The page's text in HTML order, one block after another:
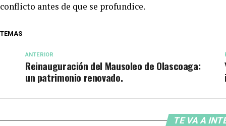
conflicto antes de que se profundice.
TEMAS
ANTERIOR
Reinauguración del Mausoleo de Olascoaga:
un patrimonio renovado.
TE VA A